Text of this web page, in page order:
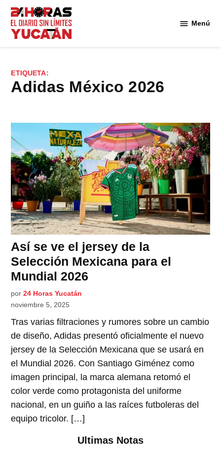
Saltar
contenido
Menú
ETIQUETA:
Adidas México 2026
Así se ve el jersey de la
Selección Mexicana para el
Mundial 2026
por 24 Horas Yucatán
noviembre 5, 2025
Tras varias filtraciones y rumores sobre un cambio
de diseño, Adidas presentó oficialmente el nuevo
jersey de la Selección Mexicana que se usará en
el Mundial 2026. Con Santiago Giménez como
imagen principal, la marca alemana retomó el
color verde como protagonista del uniforme
nacional, en un guiño a las raíces futboleras del
equipo tricolor. […]
Ultimas Notas